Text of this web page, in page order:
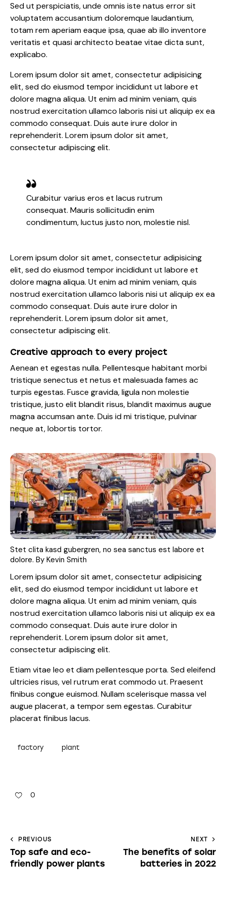
Sed ut perspiciatis, unde omnis iste natus error sit
voluptatem accusantium doloremque laudantium,
totam rem aperiam eaque ipsa, quae ab illo inventore
veritatis et quasi architecto beatae vitae dicta sunt,
explicabo.
Lorem ipsum dolor sit amet, consectetur adipisicing
elit, sed do eiusmod tempor incididunt ut labore et
dolore magna aliqua. Ut enim ad minim veniam, quis
nostrud exercitation ullamco laboris nisi ut aliquip ex ea
commodo consequat. Duis aute irure dolor in
reprehenderit. Lorem ipsum dolor sit amet,
consectetur adipiscing elit.
Curabitur varius eros et lacus rutrum
consequat. Mauris sollicitudin enim
condimentum, luctus justo non, molestie nisl.
Lorem ipsum dolor sit amet, consectetur adipisicing
elit, sed do eiusmod tempor incididunt ut labore et
dolore magna aliqua. Ut enim ad minim veniam, quis
nostrud exercitation ullamco laboris nisi ut aliquip ex ea
commodo consequat. Duis aute irure dolor in
reprehenderit. Lorem ipsum dolor sit amet,
consectetur adipiscing elit.
Creative approach to every project
Aenean et egestas nulla. Pellentesque habitant morbi
tristique senectus et netus et malesuada fames ac
turpis egestas. Fusce gravida, ligula non molestie
tristique, justo elit blandit risus, blandit maximus augue
magna accumsan ante. Duis id mi tristique, pulvinar
neque at, lobortis tortor.
Stet clita kasd gubergren, no sea sanctus est labore et
dolore. By Kevin Smith
Lorem ipsum dolor sit amet, consectetur adipisicing
elit, sed do eiusmod tempor incididunt ut labore et
dolore magna aliqua. Ut enim ad minim veniam, quis
nostrud exercitation ullamco laboris nisi ut aliquip ex ea
commodo consequat. Duis aute irure dolor in
reprehenderit. Lorem ipsum dolor sit amet,
consectetur adipiscing elit.
Etiam vitae leo et diam pellentesque porta. Sed eleifend
ultricies risus, vel rutrum erat commodo ut. Praesent
finibus congue euismod. Nullam scelerisque massa vel
augue placerat, a tempor sem egestas. Curabitur
placerat finibus lacus.
factory plant
0
PREVIOUS
Top safe and eco-
friendly power plants
NEXT
The benefits of solar
batteries in 2022